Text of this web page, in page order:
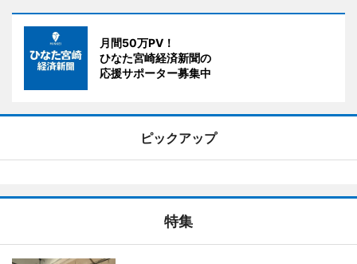
月間50万PV！
ひなた宮崎経済新聞の
応援サポーター募集中
ピックアップ
特集